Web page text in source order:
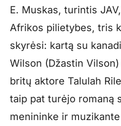
E. Muskas, turintis
Afrikos pilietybes, tris
skyrėsi: kartą su
Wilson (Džastin
britų aktore Talulah
taip pat turėjo romaną
menininke ir